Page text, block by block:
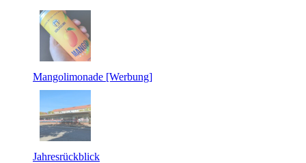
Mangolimonade [Werbung]
Jahresrückblick